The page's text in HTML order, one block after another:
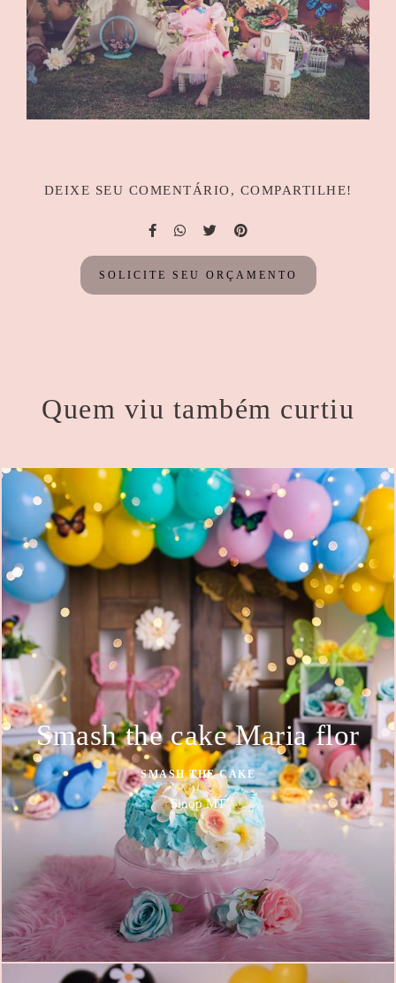
DEIXE SEU COMENTÁRIO, COMPARTILHE!
SOLICITE SEU ORÇAMENTO
Quem viu também curtiu
Smash the cake Maria flor
SMASH THE CAKE
Sinop MT